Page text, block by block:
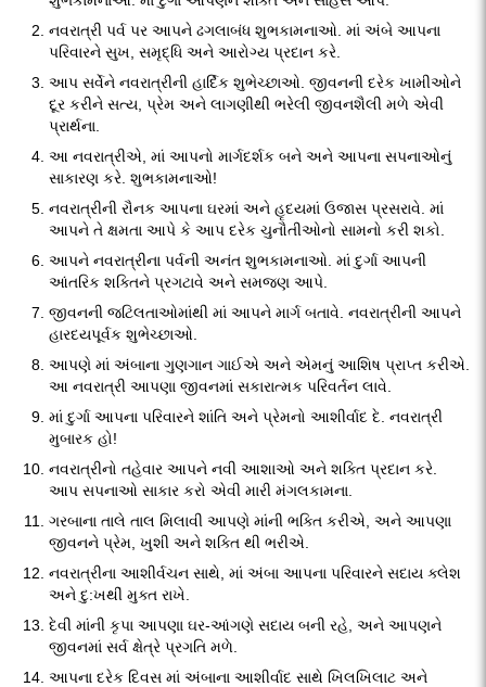
નવરાત્રી પર્વ પર આપને ઢગલાબંધ શુભકામનાઓ. માં અંબે આપના
પરિવારને સુખ, સમૃદ્ધિ અને આરોગ્ય પ્રદાન કરે.
આપ સર્વેને નવરાત્રીની હાર્દિક શુભેચ્છાઓ. જીવનની દરેક ખામીઓને
દૂર કરીને સત્ય, પ્રેમ અને લાગણીથી ભરેલી જીવનશૈલી મળે એવી
પ્રાર્થના.
આ નવરાત્રીએ, માં આપનો માર્ગદર્શક બને અને આપના સપનાઓનું
સાકારણ કરે. શુભકામનાઓ!
નવરાત્રીની રૌનક આપના ઘરમાં અને હૃદયમાં ઉજાસ પ્રસરાવે. માં
આપને તે ક્ષમતા આપે કે આપ દરેક ચુનૌતીઓનો સામનો કરી શકો.
આપને નવરાત્રીના પર્વની અનંત શુભકામનાઓ. માં દુર્ગા આપની
આંતરિક શક્તિને પ્રગટાવે અને સમજણ આપે.
જીવનની જટિલતાઓમાંથી માં આપને માર્ગ બતાવે. નવરાત્રીની આપને
હારદયપૂર્વક શુભેચ્છાઓ.
આપણે માં અંબાના ગુણગાન ગાઈએ અને એમનું આશિષ પ્રાપ્ત કરીએ.
આ નવરાત્રી આપણા જીવનમાં સકારાત્મક પરિવર્તન લાવે.
માં દુર્ગા આપના પરિવારને શાંતિ અને પ્રેમનો આશીર્વાદ દે. નવરાત્રી
મુબારક હો!
નવરાત્રીનો તહેવાર આપને નવી આશાઓ અને શક્તિ પ્રદાન કરે.
આપ સપનાઓ સાકાર કરો એવી મારી મંગલકામના.
ગરબાના તાલે તાલ મિલાવી આપણે માંની ભક્તિ કરીએ, અને આપણા
જીવનને પ્રેમ, ખુશી અને શક્તિ થી ભરીએ.
નવરાત્રીના આશીર્વચન સાથે, માં અંબા આપના પરિવારને સદાય ક્લેશ
અને દુ:ખથીં મુક્ત રાખે.
દેવી માંની કૃપા આપણા ઘર-આંગણે સદાય બની રહે, અને આપણને
જીવનમાં સર્વ ક્ષેત્રે પ્રગતિ મળે.
આપના દરેક દિવસ માં અંબાના આશીર્વાદ સાથે ખિલખિલાટ અને